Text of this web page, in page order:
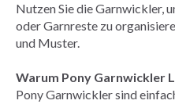
Nutzen Sie die Garnwickler,
oder Garnreste zu
und Muster.
Warum Pony Garnwickler
Pony Garnwickler sind